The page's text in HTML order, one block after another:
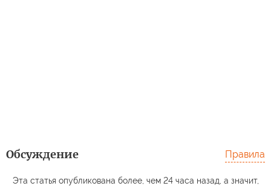
Обсуждение Правила
Эта статья опубликована более, чем 24 часа назад, а значит,